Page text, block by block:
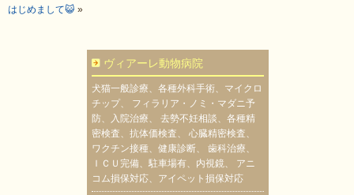
はじめまして😺 »
ヴィアーレ動物病院
犬猫一般診療、各種外科手術、マイクロ
チップ、 フィラリア・ノミ・マダニ予
防、入院治療、 去勢不妊相談、各種精
密検査、抗体価検査、 心臓精密検査、
ワクチン接種、健康診断、 歯科治療、
ＩＣＵ完備、駐車場有、内視鏡、 アニ
コム損保対応、アイペット損保対応